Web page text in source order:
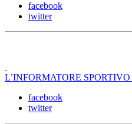
facebook
twitter
L’INFORMATORE SPORTIVO
facebook
twitter